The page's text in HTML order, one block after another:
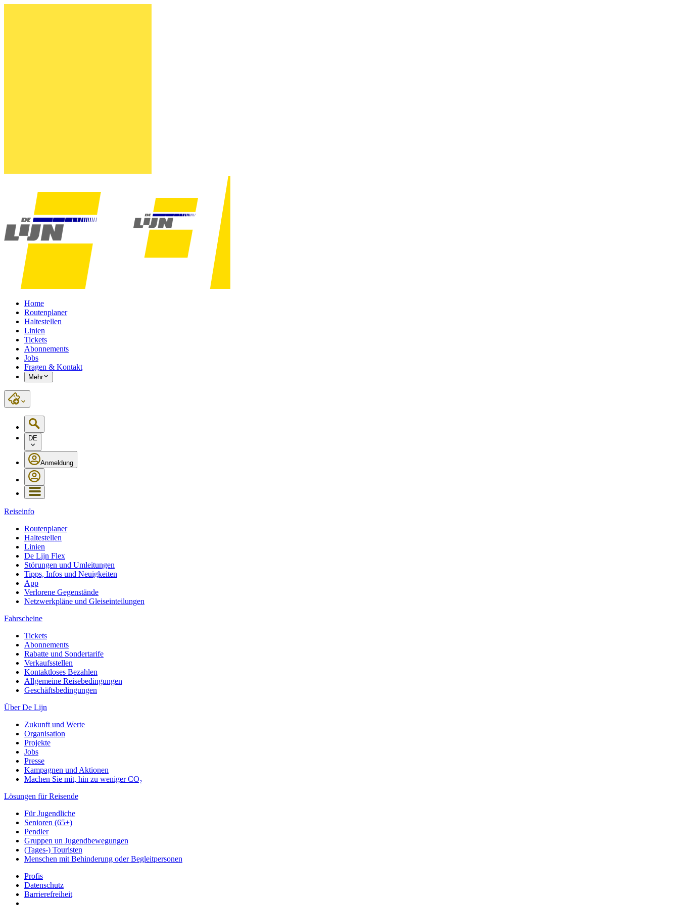
Home
Routenplaner
Haltestellen
Linien
Tickets
Abonnements
Jobs
Fragen & Kontakt
Mehr
DE
Anmeldung
Reiseinfo
Routenplaner
Haltestellen
Linien
De Lijn Flex
Störungen und Umleitungen
Tipps, Infos und Neuigkeiten
App
Verlorene Gegenstände
Netzwerkpläne und Gleiseinteilungen
Fahrscheine
Tickets
Abonnements
Rabatte und Sondertarife
Verkaufsstellen
Kontaktloses Bezahlen
Allgemeine Reisebedingungen
Geschäftsbedingungen
Über De Lijn
Zukunft und Werte
Organisation
Projekte
Jobs
Presse
Kampagnen und Aktionen
Machen Sie mit, hin zu weniger CO₂
Lösungen für Reisende
Für Jugendliche
Senioren (65+)
Pendler
Gruppen un Jugendbewegungen
(Tages-) Touristen
Menschen mit Behinderung oder Begleitpersonen
Profis
Datenschutz
Barrierefreiheit